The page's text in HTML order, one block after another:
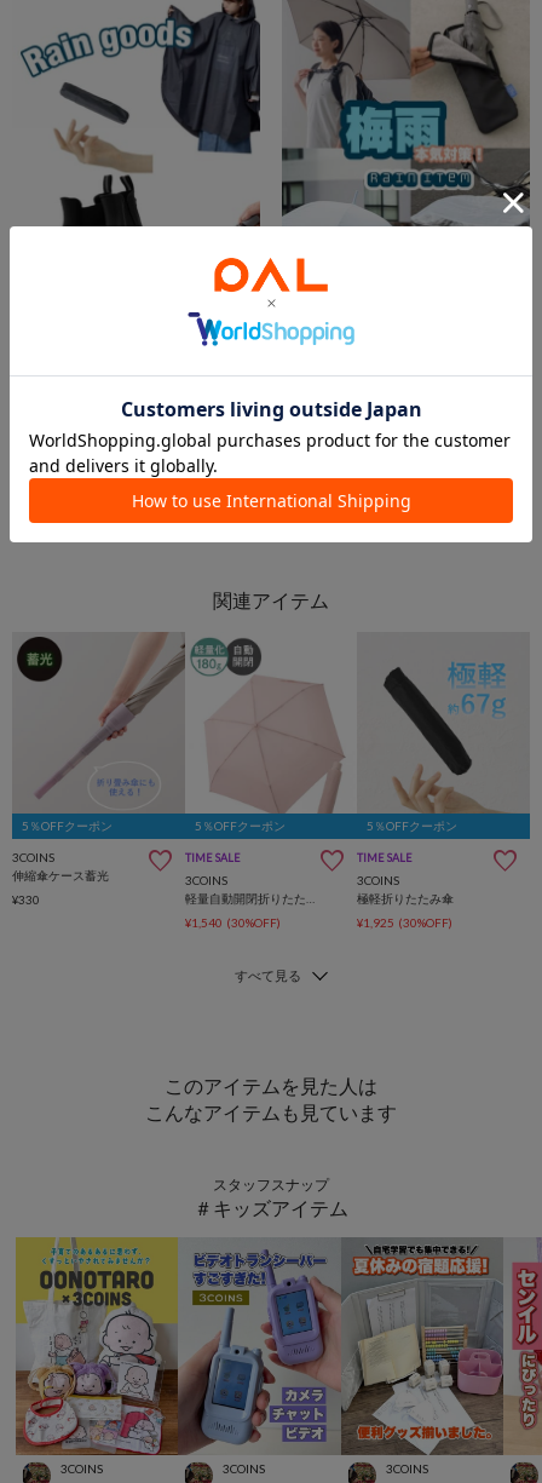
雨の日も快適に過ごしましょう🌈
3COINS
本気の梅雨対策！レインアイテム🌧️
3COINS
5％OFFクーポン
3COINS
伸縮傘ケース蓄光
¥330
5％OFFクーポン
TIME SALE
3COINS
¥1,540 (30%OFF)
5％OFFクーポン
TIME SALE
3COINS
極軽折りたたみ傘
¥1,925 (30%OFF)
このアイテムを見た人は
こんなアイテムも見ています
スタッフスナップ
＃キッズアイテム
3COINS 3COINS 3COINS